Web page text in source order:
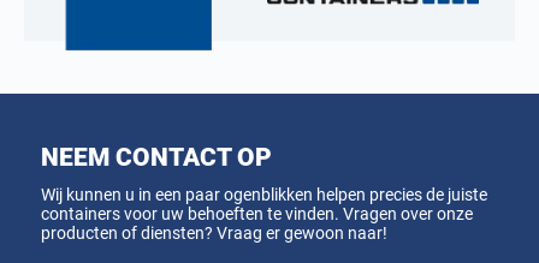
NEEM CONTACT OP
Wij kunnen u in een paar ogenblikken helpen precies de juiste
containers voor uw behoeften te vinden. Vragen over onze
producten of diensten? Vraag er gewoon naar!